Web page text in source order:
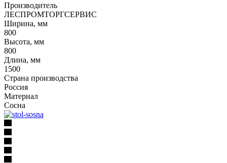
Производитель
ЛЕСПРОМТОРГСЕРВИС
Ширина, мм
800
Высота, мм
800
Длина, мм
1500
Страна производства
Россия
Материал
Сосна